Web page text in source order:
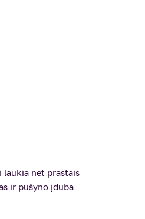
laukia net prastais
ir pušyno įduba